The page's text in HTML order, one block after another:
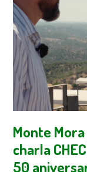
Monte
charla
50